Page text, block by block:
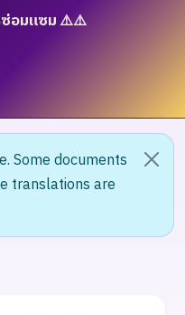
ซ่อมแซม ⚠️⚠️
Some documents
translations are